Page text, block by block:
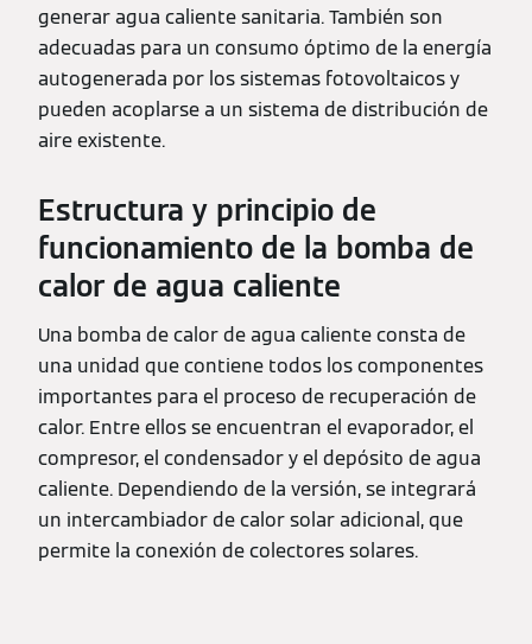
generar agua caliente sanitaria. También son
adecuadas para un consumo óptimo de la energía
autogenerada por los sistemas fotovoltaicos y
pueden acoplarse a un sistema de distribución de
aire existente.
Estructura y principio de
funcionamiento de la bomba de
calor de agua caliente
Una bomba de calor de agua caliente consta de
una unidad que contiene todos los componentes
importantes para el proceso de recuperación de
calor. Entre ellos se encuentran el evaporador, el
compresor, el condensador y el depósito de agua
caliente. Dependiendo de la versión, se integrará
un intercambiador de calor solar adicional, que
permite la conexión de colectores solares.